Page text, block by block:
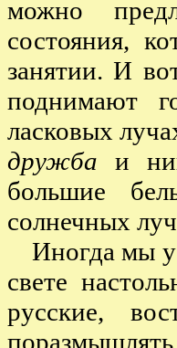
можно
состояния,
занятии. И
поднимают
ласковых
дружба и
большие
солнечных
Иногда мы
свете
русские,